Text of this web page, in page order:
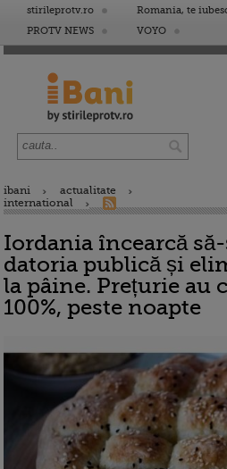
stirileprotv.ro Romania, te
PROTV NEWS
VOYO
ibani
actualitate
international
Iordania încearcă
datoria publică și
la pâine. Prețurie au
100%, peste noapte